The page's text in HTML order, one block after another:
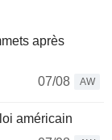
après
07/08
AW
américain